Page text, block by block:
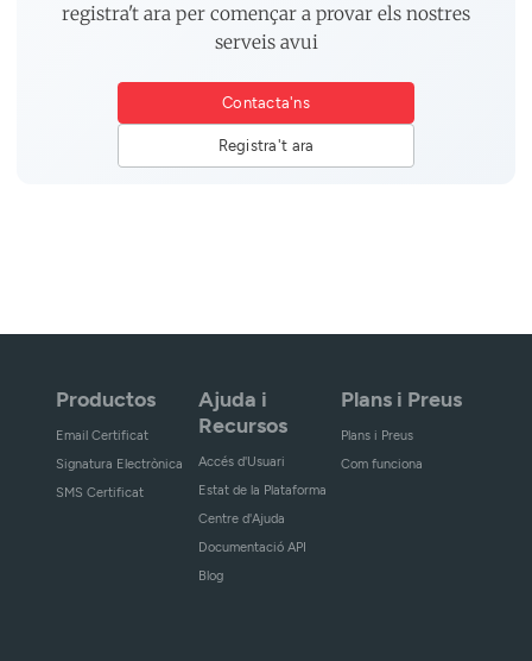
registra't ara per començar a provar els nostres
serveis avui
Contacta'ns
Registra't ara
Productos
Email Certificat
Signatura Electrònica
SMS Certificat
Ajuda i
Recursos
Accés d'Usuari
Estat de la Plataforma
Centre d'Ajuda
Documentació API
Blog
Plans i Preus
Plans i Preus
Com funciona